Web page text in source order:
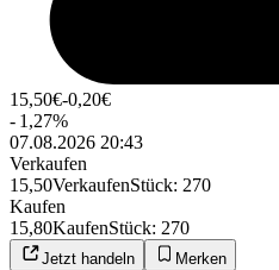
15,50€-0,20€
- 1,27%
07.08.2026 20:43
Verkaufen
15,50VerkaufenStück: 270
Kaufen
15,80KaufenStück: 270
Jetzt handeln Merken